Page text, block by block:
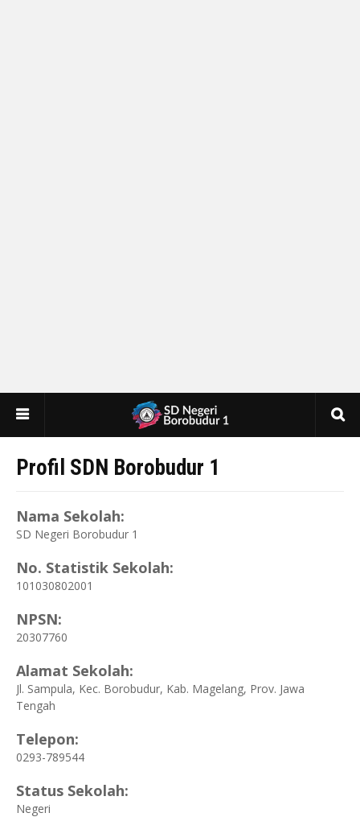
Profil SDN Borobudur 1
Nama Sekolah:
SD Negeri Borobudur 1
No. Statistik Sekolah:
101030802001
NPSN:
20307760
Alamat Sekolah:
Jl. Sampula, Kec. Borobudur, Kab. Magelang, Prov. Jawa
Tengah
Telepon:
0293-789544
Status Sekolah:
Negeri